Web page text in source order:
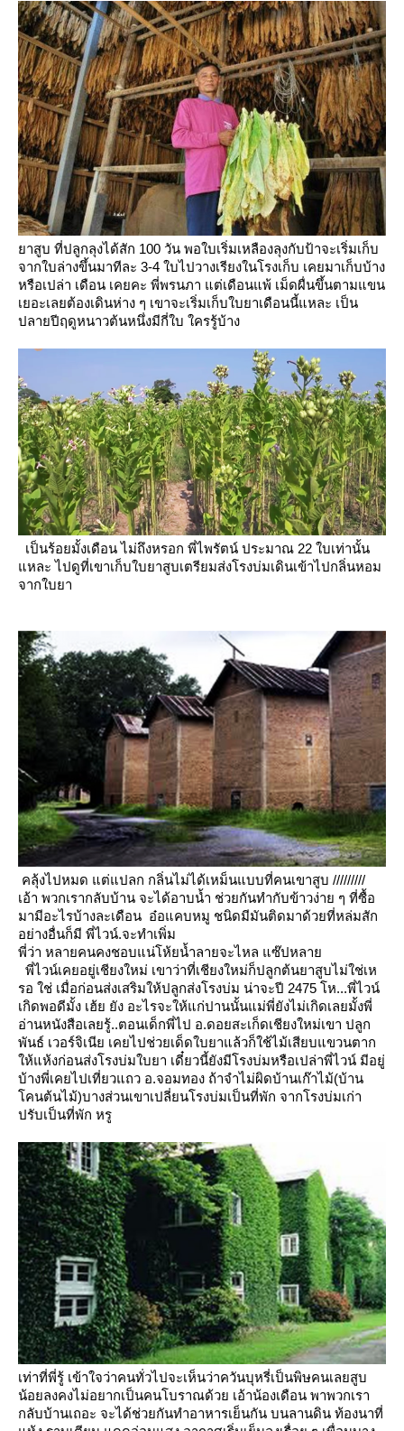
าสูบ ที่ปลูกลุงได้สัก 100 วัน พอใบเริ่มเหลืองลุงกับป้าจะเริ่มเก็บ
จากใบล่างขึ้นมาทีละ 3-4 ใบไปวางเรียงในโรงเก็บ เคยมาเก็บบ้าง
หรือเปล่า เดือน เคยคะ พี่พรนภา แต่เดือนแพ้ เม็ดผื่นขึ้นตามแขน
เยอะเลยต้องเดินห่าง ๆ เขาจะเริ่มเก็บใบยาเดือนนี้แหละ เป็น
ปลายปีฤดูหนาวต้นหนึ่งมีกี่ใบ ใครรู้บ้าง
เป็นร้อยมั้งเดือน ไม่ถึงหรอก พี่ไพรัตน์ ประมาณ 22 ใบเท่านั้น
หละ ไปดูที่เขาเก็บใบยาสูบเตรียมส่งโรงบ่มเดินเข้าไปกลิ่นหอม
จากใบยา
คลุ้งไปหมด แต่แปลก กลิ่นไม่ได้เหม็นแบบที่คนเขาสูบ /////////
เอ้า พวกเรากลับบ้าน จะได้อาบน้ำ ช่วยกันทำกับข้าวง่าย ๆ ที่ซื้อ
มามีอะไรบ้างละเดือน อ๋อแคบหมู ชนิดมีมันติดมาด้วยที่หล่มสัก
อย่างอื่นก็มี พี่ไวน์.จะทำเพิ่ม
พี่ว่า หลายคนคงชอบแน่โห้ยน้ำลายจะไหล แซ๊ปหลา
พี่ไวน์เคยอยู่เชียงใหม่ เขาว่าที่เชียงใหม่ก็ปลูกต้นยาสูบไม่ใช่เห
รอ ช่ เมื่อก่อนส่งเสริมให้ปลูกส่งโรงบ่ม น่าจะปี 2475 ห...พี่ไวน์
เกิดพอดีมั้ง เฮ้ย ยัง อะไรจะให้แก่ปานนั้นแม่พี่ยังไม่เกิดเลยมั้งพี่
อ่านหนังสือเลยรู้..ตอนเด็กพี่ไป อ.ดอยสะเก็ดเชียงใหม่เขา ปลูก
พันธ์ เวอร์จิเนีย เคยไปช่วยเด็ดใบยาแล้วก็ใช้ไม้เสียบแขวนตาก
ห้แห้งก่อนส่งโรงบ่มใบยา เดี๋ยวนี้ยังมีโรงบ่มหรือเปล่าพี่ไวน์ มีอยู่
บ้างพี่เคยไปเที่ยวแถว อ.จอมทอง ถ้าจำไม่ผิดบ้านเก๊าไม้(บ้าน
คนต้นไม้)บางส่วนเขาเปลี่ยนโรงบ่มเป็นที่พัก จากโรงบ่มเก่า
ปรับเป็นที่พัก หรู
เท่าที่พี่รู้ เข้าใจว่าคนทั่วไปจะเห็นว่าควันบุหรี่เป็นพิษคนเลยสูบ
น้อยลงคงไม่อยากเป็นคนโบราณด้ว เอ้าน้องเดือน พาพวกเรา
กลับบ้านเถอะ จะได้ช่วยกันทำอาหารเย็นกัน บนลานดิน ท้องนาที่